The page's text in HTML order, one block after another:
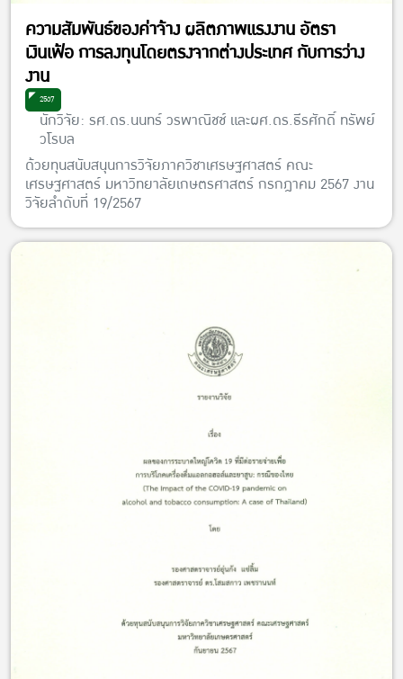
ความสัมพันธ์ของค่าจ้าง ผลิตภาพแรงงาน อัตรา
เงินเฟ้อ การลงทุนโดยตรงจากต่างประเทศ กับการว่าง
งาน
2567
นักวิจัย: รศ.ดร.นนทร์ วรพาณิชช์ และผศ.ดร.ธีรศักดิ์ ทรัพย์
วโรบล
ด้วยทุนสนับสนุนการวิจัยภาควิชาเศรษฐศาสตร์ คณะ
เศรษฐศาสตร์ มหาวิทยาลัยเกษตรศาสตร์ กรกฎาคม 2567 งาน
วิจัยลำดับที่ 19/2567